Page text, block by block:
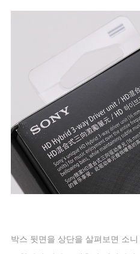
박스 뒷면을 상단을 살펴보면 소니